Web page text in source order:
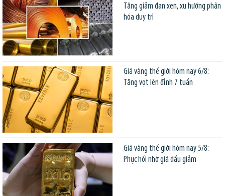
Tăng giảm đan xen, xu hướng phân
hóa duy trì
Giá vàng thế giới hôm nay 6/8:
Tăng vọt lên đỉnh 7 tuần
Giá vàng thế giới hôm nay 5/8:
Phục hồi nhờ giá dầu giảm